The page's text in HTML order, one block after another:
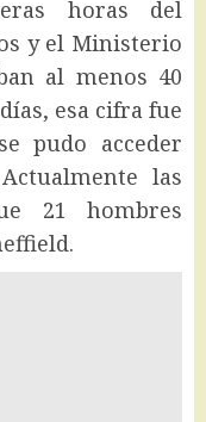
horas del
y el Ministerio
al menos 40
esa cifra fue
pudo acceder
las
21 hombres